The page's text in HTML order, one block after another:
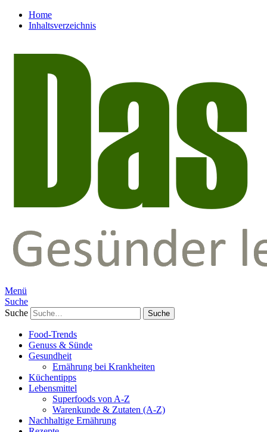
Home
Inhaltsverzeichnis
Menü
Suche
Suche
Food-Trends
Genuss & Sünde
Gesundheit
Ernährung bei Krankheiten
Küchentipps
Lebensmittel
Superfoods von A-Z
Warenkunde & Zutaten (A-Z)
Nachhaltige Ernährung